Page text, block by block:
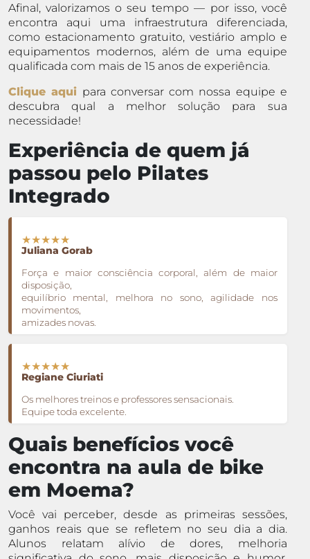
Afinal, valorizamos o seu tempo — por isso, você
encontra aqui uma infraestrutura diferenciada,
como estacionamento gratuito, vestiário amplo e
equipamentos modernos, além de uma equipe
qualificada com mais de 15 anos de experiência.
Clique aqui para conversar com nossa equipe e
descubra qual a melhor solução para sua
necessidade!
Experiência de quem já
passou pelo Pilates
Integrado
★★★★★
Juliana Gorab
Força e maior consciência corporal, além de maior
disposição,
equilíbrio mental, melhora no sono, agilidade nos
movimentos,
amizades novas.
★★★★★
Regiane Ciuriati
Os melhores treinos e professores sensacionais.
Equipe toda excelente.
Quais benefícios você
encontra na aula de bike
em Moema?
Você vai perceber, desde as primeiras sessões,
ganhos reais que se refletem no seu dia a dia.
Alunos relatam alívio de dores, melhoria